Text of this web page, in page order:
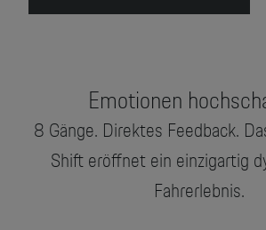
Emotionen
8 Gänge. Direktes Feedback.
Shift eröffnet ein einzigartig
Fahrerlebnis.